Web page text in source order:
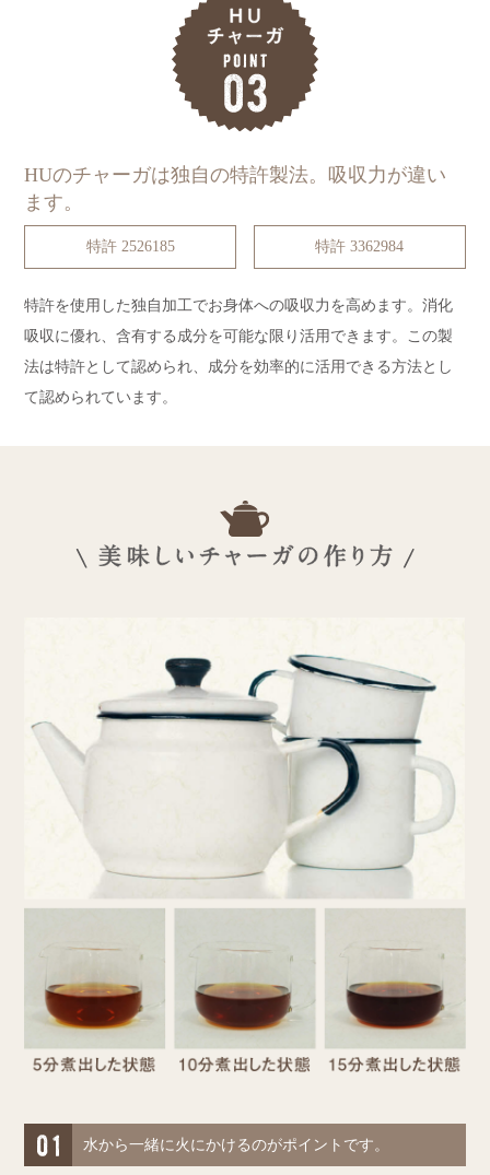
HUのチャーガは独自の特許製法。吸収力が違い
ます。
特許 2526185 特許 3362984
特許を使用した独自加工でお身体への吸収力を高めます。消化
吸収に優れ、含有する成分を可能な限り活用できます。この製
法は特許として認められ、成分を効率的に活用できる方法とし
て認められています。
水から一緒に火にかけるのがポイントです。